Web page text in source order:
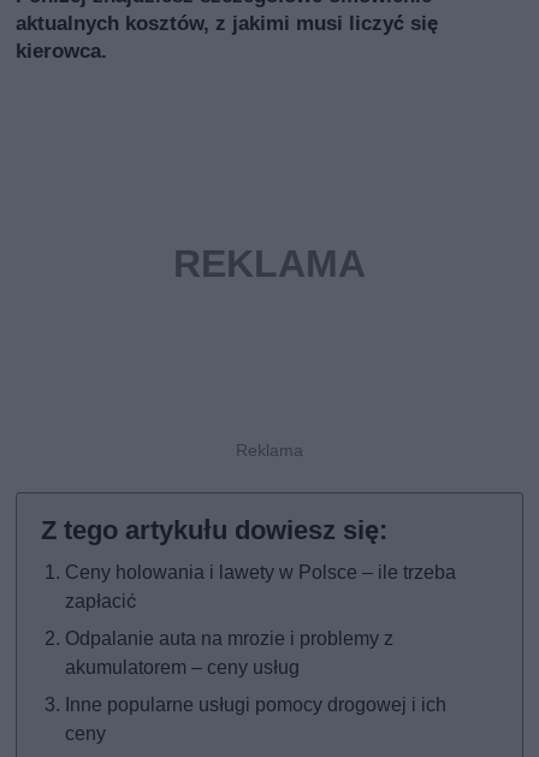
aktualnych kosztów, z jakimi musi liczyć się
kierowca.
Ceny holowania i lawety w Polsce – ile trzeba
zapłacić
Odpalanie auta na mrozie i problemy z
akumulatorem – ceny usług
Inne popularne usługi pomocy drogowej i ich
ceny